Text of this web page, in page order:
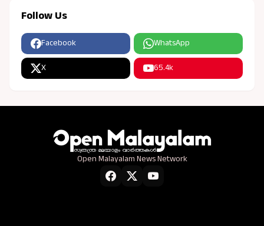
Follow Us
Facebook WhatsApp
X 65.4k
Open Malayalam News Network